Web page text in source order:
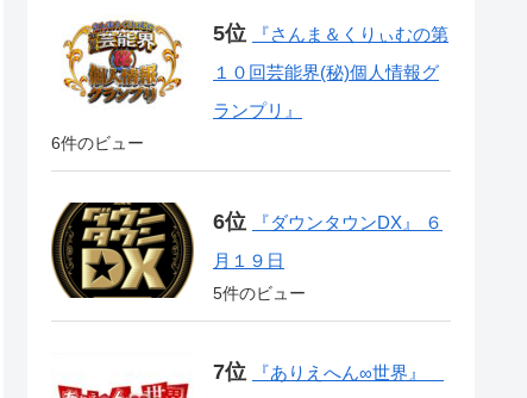
『さんま＆くりぃむの第
１０回芸能界(秘)個人情報グ
ランプリ』
6件のビュー
『ダウンタウンDX』 ６
月１９日
5件のビュー
『ありえへん∞世界』